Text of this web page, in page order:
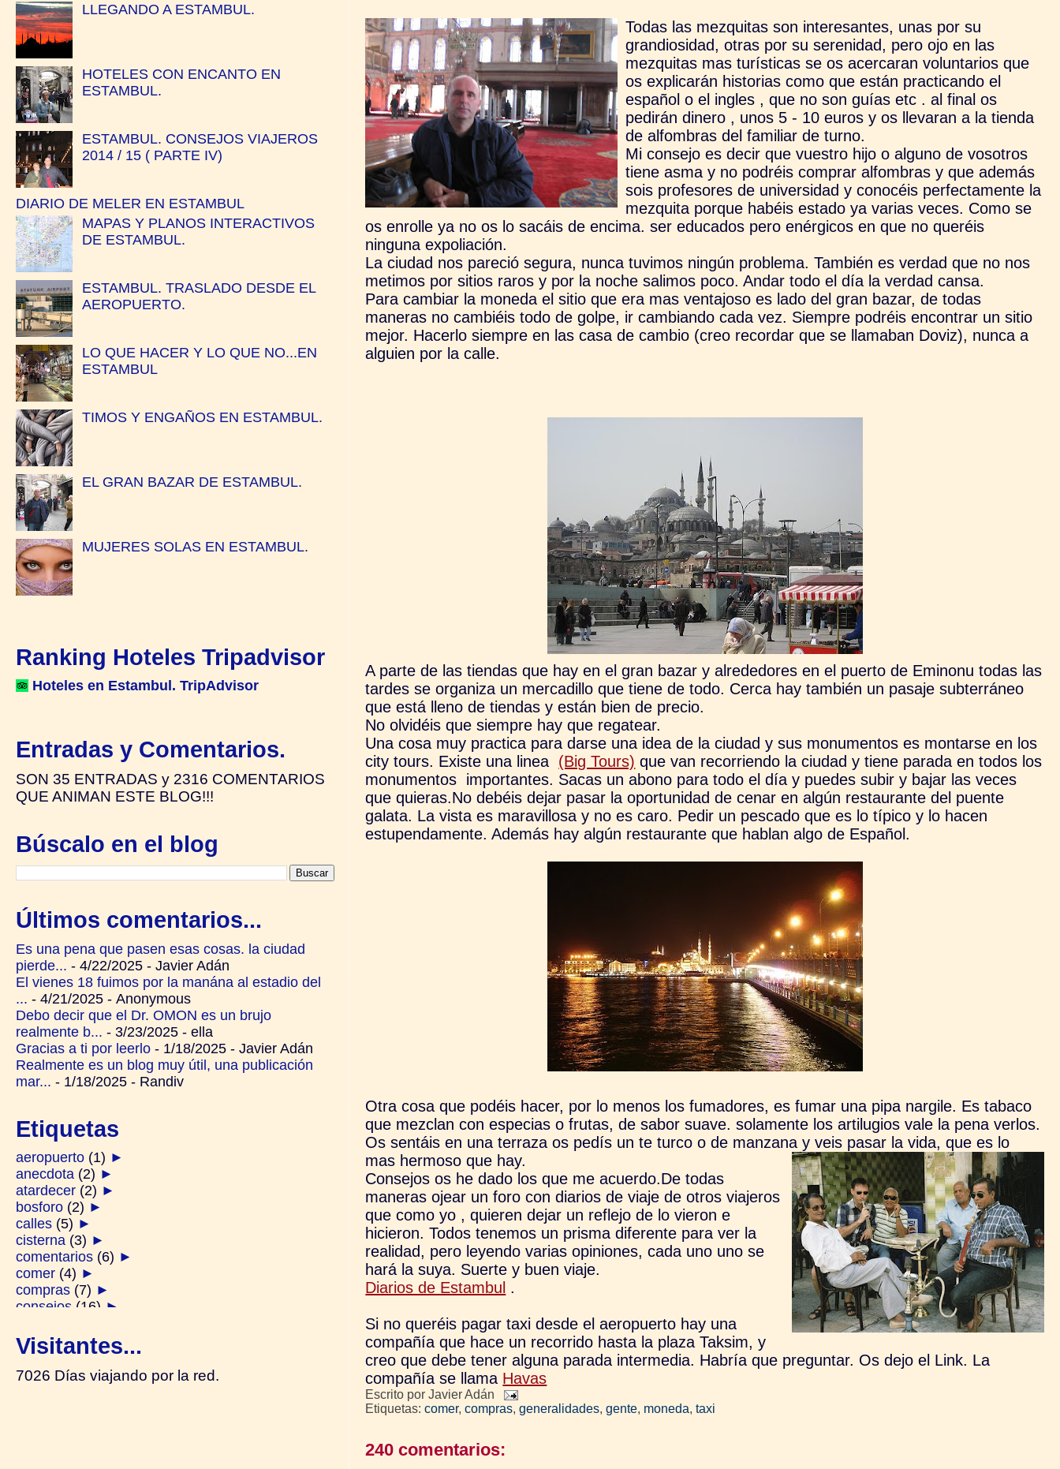
Todas las mezquitas son interesantes, unas por su
grandiosidad, otras por su serenidad, pero ojo en las
mezquitas mas turísticas se os acercaran voluntarios que
os explicarán historias como que están practicando el
español o el ingles , que no son guías etc . al final os
pedirán dinero , unos 5 - 10 euros y os llevaran a la tienda
de alfombras del familiar de turno.
Mi consejo es decir que vuestro hijo o alguno de vosotros
tiene asma y no podréis comprar alfombras y que además
sois profesores de universidad y conocéis perfectamente la
mezquita porque habéis estado ya varias veces. Como se
os enrolle ya no os lo sacáis de encima. ser educados pero enérgicos en que no queréis
ninguna expoliación.
La ciudad nos pareció segura, nunca tuvimos ningún problema. También es verdad que no nos
metimos por sitios raros y por la noche salimos poco. Andar todo el día la verdad cansa.
Para cambiar la moneda el sitio que era mas ventajoso es lado del gran bazar, de todas
maneras no cambiéis todo de golpe, ir cambiando cada vez. Siempre podréis encontrar un sitio
mejor. Hacerlo siempre en las casa de cambio (creo recordar que se llamaban Doviz), nunca a
alguien por la calle.
A parte de las tiendas que hay en el gran bazar y alrededores en el puerto de Eminonu todas las
tardes se organiza un mercadillo que tiene de todo. Cerca hay también un pasaje subterráneo
que está lleno de tiendas y están bien de precio.
No olvidéis que siempre hay que regatear.
Una cosa muy practica para darse una idea de la ciudad y sus monumentos es montarse en los
city tours. Existe una linea (Big Tours) que van recorriendo la ciudad y tiene parada en todos los
monumentos importantes. Sacas un abono para todo el día y puedes subir y bajar las veces
que quieras.No debéis dejar pasar la oportunidad de cenar en algún restaurante del puente
galata. La vista es maravillosa y no es caro. Pedir un pescado que es lo típico y lo hacen
estupendamente. Además hay algún restaurante que hablan algo de Español.
Otra cosa que podéis hacer, por lo menos los fumadores, es fumar una pipa nargile. Es tabaco
que mezclan con especias o frutas, de sabor suave. solamente los artilugios vale la pena verlos.
Os sentáis en una terraza os pedís un te turco o de manzana y veis pasar la vida, que es lo
mas hermoso que hay.
Consejos os he dado los que me acuerdo.De todas
maneras ojear un foro con diarios de viaje de otros viajeros
que como yo , quieren dejar un reflejo de lo vieron e
hicieron. Todos tenemos un prisma diferente para ver la
realidad, pero leyendo varias opiniones, cada uno uno se
hará la suya. Suerte y buen viaje.
Diarios de Estambul .
Si no queréis pagar taxi desde el aeropuerto hay una
compañía que hace un recorrido hasta la plaza Taksim, y
creo que debe tener alguna parada intermedia. Habría que preguntar. Os dejo el Link. La
compañía se llama Havas
Escrito porJavier Adán
Etiquetas:comer,compras,generalidades,gente, moneda,taxi
240 comentarios:
LLEGANDO A ESTAMBUL.
HOTELES CON ENCANTO EN
ESTAMBUL.
ESTAMBUL. CONSEJOS VIAJEROS
2014 / 15 ( PARTE IV)
DIARIO DE MELER EN ESTAMBUL
MAPAS Y PLANOS INTERACTIVOS
DE ESTAMBUL.
ESTAMBUL. TRASLADO DESDE EL
AEROPUERTO.
LO QUE HACER Y LO QUE NO...EN
ESTAMBUL
TIMOS Y ENGAÑOS EN ESTAMBUL.
EL GRAN BAZAR DE ESTAMBUL.
MUJERES SOLAS EN ESTAMBUL.
Ranking Hoteles Tripadvisor
Hoteles en Estambul. TripAdvisor
Entradas y Comentarios.
SON 35 ENTRADAS y 2316 COMENTARIOS
QUE ANIMAN ESTE BLOG!!!
Búscalo en el blog
Últimos comentarios...
Es una pena que pasen esas cosas. la ciudad
pierde... - 4/22/2025 - Javier Adán
El vienes 18 fuimos por la manána al estadio del
... - 4/21/2025 - Anonymous
Debo decir que el Dr. OMON es un brujo
realmente b... - 3/23/2025 - ella
Gracias a ti por leerlo - 1/18/2025 - Javier Adán
Realmente es un blog muy útil, una publicación
mar... - 1/18/2025 - Randiv
Etiquetas
aeropuerto (1) ►
anecdota (2) ►
atardecer (2) ►
bosforo (2) ►
calles (5) ►
cisterna (3) ►
comentarios (6) ►
comer (4) ►
compras (7) ►
consejos (16) ►
diarios (2) ►
ferry (2) ►
festivos (1) ►
Visitantes...
7026 Días viajando por la red.